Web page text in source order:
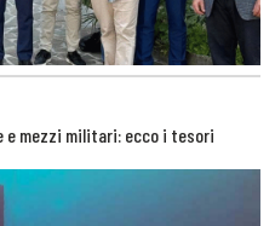
e mezzi militari: ecco i tesori